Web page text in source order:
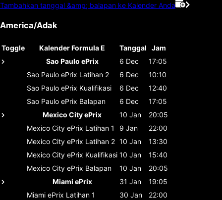
Tambahkan tanggal &amp; balapan ke Kalender Anda
America/Adak
Toggle Kalender Formula E Tanggal
Jam
Sao Paulo ePrix
6 Dec
17:05
Sao Paulo ePrix Latihan 2 6 Dec
10:10
Sao Paulo ePrix Kualifikasi 6 Dec
12:40
Sao Paulo ePrix Balapan 6 Dec
17:05
Mexico City ePrix
10 Jan
20:05
Mexico City ePrix Latihan 1 9 Jan
22:00
Mexico City ePrix Latihan 2 10 Jan
13:30
Mexico City ePrix Kualifikasi 10 Jan
15:40
Mexico City ePrix Balapan 10 Jan
20:05
Miami ePrix
31 Jan
19:05
Miami ePrix Latihan 1 30 Jan
22:00